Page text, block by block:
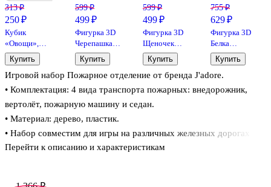
Игровой набор Пожарное отделение от бренда J'adore.
• Комплектация: 4 вида транспорта пожарных: внедорожник,
вертолёт, пожарную машину и седан.
• Материал: дерево, пластик.
• Набор совместим для игры на различных железных дорогах
(HAPE, BRIO, GIVITO и т.д.)
Перейти к описанию и характеристикам
313 ₽
250 ₽
Кубик
«Овощи»,
Робинс
Купить
599 ₽
499 ₽
Фигурка 3D
Черепашка
Камила
(39001999)
(3х3)
Купить
599 ₽
499 ₽
Фигурка 3D
Щеночек
Оливер
(39004999)
(3х3)
Купить
755 ₽
629 ₽
Фигурка 3D
Белка
Улетяга
(10007999)
(8х8)
Купить